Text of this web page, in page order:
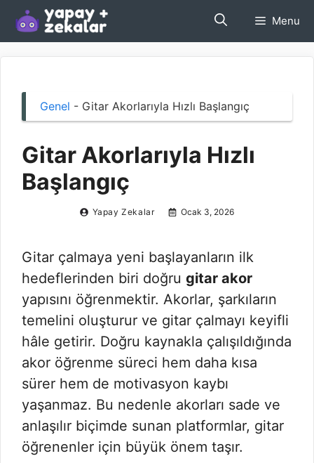
İçeriğe
atla
Menu
Genel - Gitar Akorlarıyla Hızlı Başlangıç
Gitar Akorlarıyla Hızlı
Başlangıç
Yapay Zekalar Ocak 3, 2026
Gitar çalmaya yeni başlayanların ilk
hedeflerinden biri doğru gitar akor
yapısını öğrenmektir. Akorlar, şarkıların
temelini oluşturur ve gitar çalmayı keyifli
hâle getirir. Doğru kaynakla çalışıldığında
akor öğrenme süreci hem daha kısa
sürer hem de motivasyon kaybı
yaşanmaz. Bu nedenle akorları sade ve
anlaşılır biçimde sunan platformlar, gitar
öğrenenler için büyük önem taşır.